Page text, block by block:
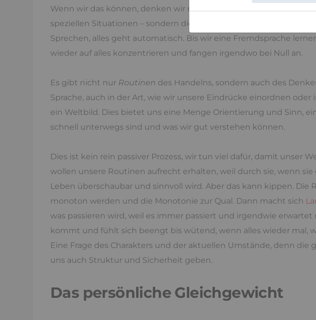
Wenn wir das können, denken wir nicht mehr darüber nach, was
speziellen Situationen – sondern die Gedanken entwickeln sich
Sprechen, alles geht automatisch. Bis wir eine Fremdsprache
wieder auf alles konzentrieren und fangen irgendwo bei Null an.
Es gibt nicht nur Routinen des Handelns, sondern auch des
Sprache, auch in der Art, wie wir unsere Eindrücke einordnen
ein Weltbild. Dies bietet uns eine Menge Orientierung und Sinn,
schnell unterwegs sind und was wir gut verstehen können.
Dies ist kein rein passiver Prozess, wir tun viel dafür, damit unser
wollen unsere Routinen aufrecht erhalten, weil durch sie, wenn
Leben überschaubar und sinnvoll wird. Aber das kann kippen. Die
monoton werden und die Monotonie zur Qual. Dann macht sich
was passieren wird, weil es immer passiert und irgendwie erwartet
kommt und fühlt sich beengt bis wütend, wenn alles wieder mal,
Eine Frage des Charakters und der aktuellen Umstände, denn die
uns auch Struktur und Sicherheit geben.
Das persönliche Gleichgewicht